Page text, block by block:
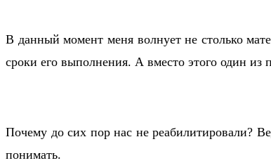
В данный момент меня волнует не столько
сроки его выполнения. А вместо этого один
Почему до сих пор нас не реабилитировали?
понимать.